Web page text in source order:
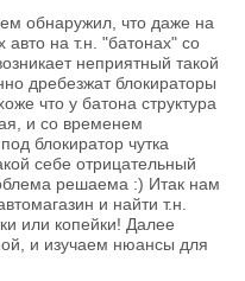
обнаружил, что даже на
авто на т.н. "батонах" со
неприятный такой
дребезжат блокираторы
что у батона структура
и со временем
блокиратор чутка
себе отрицательный
решаема :) Итак нам
и найти т.н.
или копейки! Далее
и изучаем нюансы для